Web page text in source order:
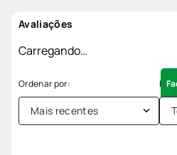
Avaliações
Carregando…
Mais recentes